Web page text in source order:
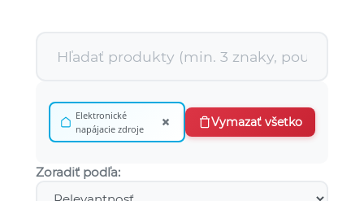
Elektronické
napájacie zdroje
× Vymazať všetko
Zoradiť podľa: